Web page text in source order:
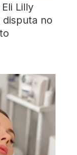
Lilly
no